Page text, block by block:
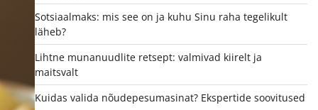
Sotsiaalmaks: mis see on ja kuhu Sinu raha tegelikult
läheb?
Lihtne munanuudlite retsept: valmivad kiirelt ja
maitsvalt
Kuidas valida nõudepesumasinat? Ekspertide soovitused